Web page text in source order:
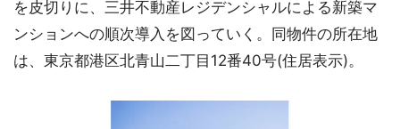
を皮切りに、三井不動産レジデンシャルによる新築マ
ンションへの順次導入を図っていく。同物件の所在地
は、東京都港区北青山二丁目12番40号(住居表示)。